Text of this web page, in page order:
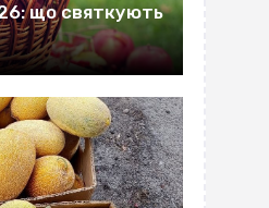
що святкують